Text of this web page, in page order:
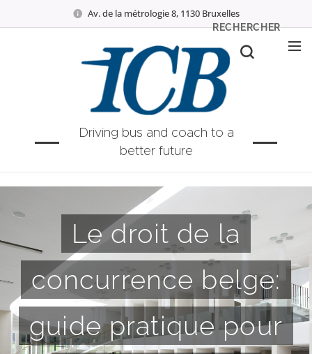
Av. de la métrologie 8, 1130 Bruxelles
Driving bus and coach to a
better future
RECHERCHER
Le droit de la
concurrence belge:
guide pratique pour